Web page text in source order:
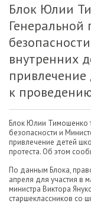
Блок Юлии
Генеральной
внутренних
привлечение
к
Блок Юлии Тимошенко
безопасности и
привлечение детей
протеста. Об этом
По данным Блока,
апреля для участия в
министра Виктора
старшеклассников со